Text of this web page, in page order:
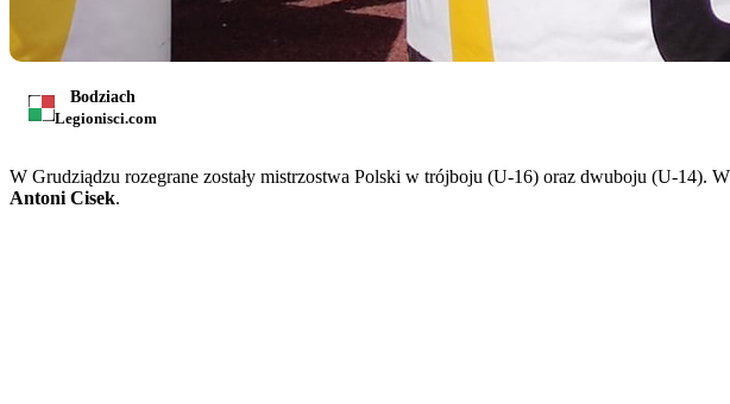
Bodziach
Legionisci.com
W Grudziądzu rozegrane zostały mistrzostwa Polski w trójboju (U-16) oraz dwuboju (U-14).
Antoni Cisek.